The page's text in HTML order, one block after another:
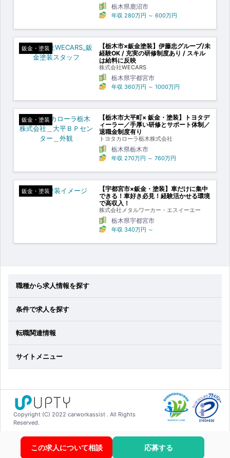
この求人について相談 応募する
栃木県鹿沼市
年収 280万円 ～ 600万円
鈑金・塗装
【栃木市×鈑金塗装】伊藤忠グループ/未
経験OK / 充実の研修制度あり / スキル
は給料に反映
株式会社WECARS
栃木県宇都宮市
年収 360万円 ～ 1000万円
鈑金・塗装
【栃木市大平町× 鈑金・塗装】トヨタデ
ィーラー／手厚い研修とサポート体制／
退職金制度有り
トヨタカローラ栃木株式会社
栃木県栃木市
年収 270万円 ～ 760万円
鈑金・塗装
【宇都宮市×鈑金・塗装】車だけに集中
できる！車好き必見！経験活かせる環境
で高収入！
株式会社メタルワーカー・エスイーエー
栃木県宇都宮市
年収 340万円 ～
職種から求人情報を探す
条件で求人を探す
転職関連情報
サイトメニュー
Copyright (C) 2022 carworkassist . All Rights
Reserved.